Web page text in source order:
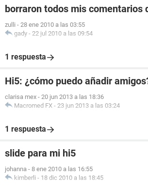
borraron todos mis comentarios
zulli - 28 ene 2010 a las 03:55
gady - 22 jul 2010 a las 09:54
1 respuesta
Hi5: ¿cómo puedo añadir
clarisa mex - 20 jun 2013 a las 18:36
Macromed FX - 23 jun 2013 a las 03:24
1 respuesta
slide para mi hi5
johanna - 8 ene 2010 a las 16:55
kimberli - 18 dic 2010 a las 18:45